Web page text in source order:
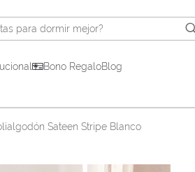
para dormir mejor?
Bono RegaloBlog
Sateen Stripe Blanco